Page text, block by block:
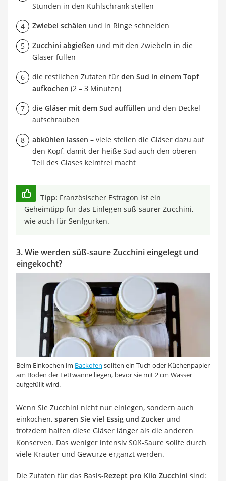
Stunden in den Kühlschrank stellen
Zwiebel schälen und in Ringe schneiden
Zucchini abgießen und mit den Zwiebeln in die
Gläser füllen
die restlichen Zutaten für den Sud in einem Topf
aufkochen (2 – 3 Minuten)
die Gläser mit dem Sud auffüllen und den Deckel
aufschrauben
abkühlen lassen – viele stellen die Gläser dazu auf
den Kopf, damit der heiße Sud auch den oberen
Teil des Glases keimfrei macht
Tipp: Französischer Estragon ist ein
Geheimtipp für das Einlegen süß-saurer Zucchini,
wie auch für Senfgurken.
3. Wie werden süß-saure Zucchini eingelegt und
eingekocht?
Beim Einkochen im Backofen sollten ein Tuch oder Küchenpapier
am Boden der Fettwanne liegen, bevor sie mit 2 cm Wasser
aufgefüllt wird.
Wenn Sie Zucchini nicht nur einlegen, sondern auch
einkochen, sparen Sie viel Essig und Zucker und
trotzdem halten diese Gläser länger als die anderen
Konserven. Das weniger intensiv Süß-Saure sollte durch
viele Kräuter und Gewürze ergänzt werden.
Die Zutaten für das Basis-Rezept pro Kilo Zucchini sind: